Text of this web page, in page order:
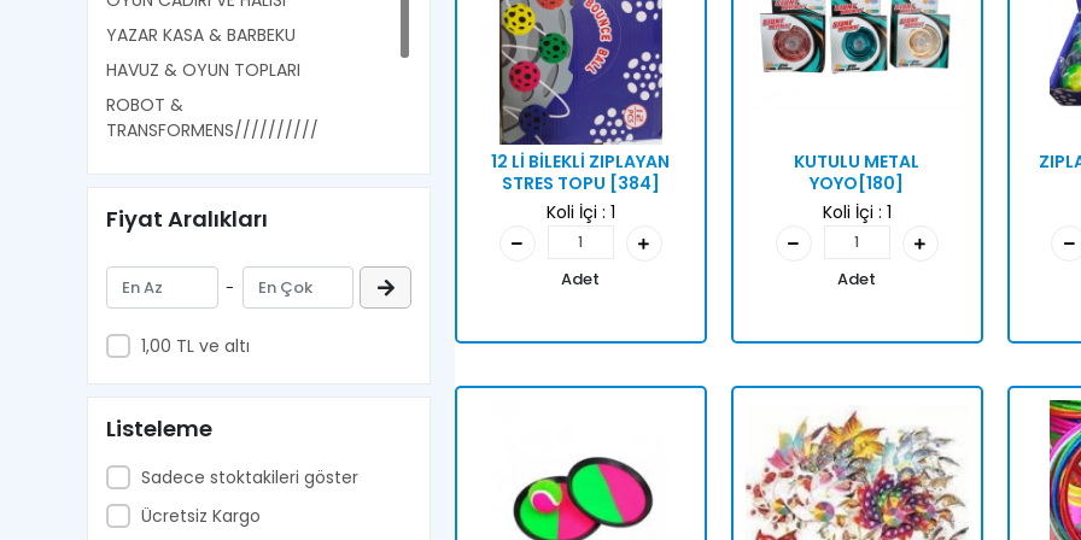
YAZAR KASA & BARBEKU
HAVUZ & OYUN TOPLARI
ROBOT &
TRANSFORMENS//////////
ILK ADIM & PEDALLI TRAKTORLER
KIZ OYUNCAKLARI//////////////
Fiyat Aralıkları
-
1,00 TL ve altı
Listeleme
Sadece stoktakileri göster
Ücretsiz Kargo
12 Lİ BİLEKLİ ZIPLAYAN
STRES TOPU [384]
Koli İçi : 1
Adet
KUTULU METAL
YOYO[180]
Koli İçi : 1
Adet